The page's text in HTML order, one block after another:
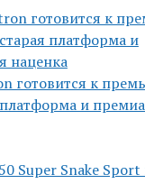
готовится к
и